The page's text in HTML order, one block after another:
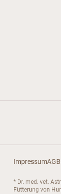
Impressum
* Dr. med. vet.
Fütterung von